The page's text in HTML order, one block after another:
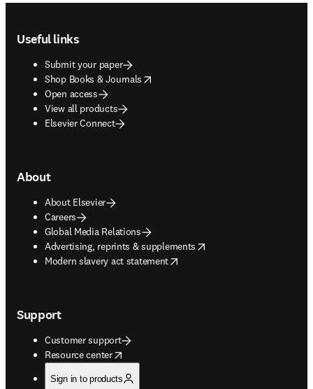
Useful links
Submit your paper
Shop Books & Journals
opens in new tab/window
Open access
View all products
Elsevier Connect
About
About Elsevier
Careers
Global Media Relations
Advertising, reprints & supplements
opens in new tab/window
Modern slavery act statement
opens in new tab/window
Support
Customer support
Resource center
opens in new tab/window
Sign in to products